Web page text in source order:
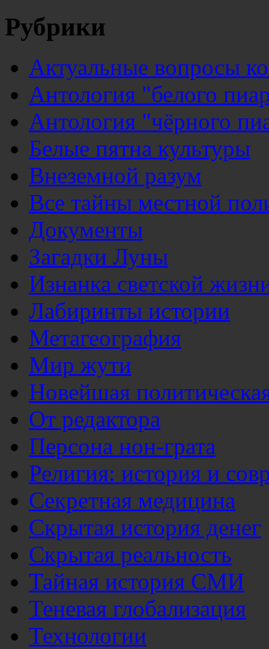
Рубрики
Актуальные вопросы
Антология "белого
Антология "чёрного
Белые пятна культуры
Внеземной разум
Все тайны местной
Документы
Загадки Луны
Изнанка светской
Лабиринты истории
Метагеография
Мир жути
Новейшая
От редактора
Персона нон-грата
Религия: история и
Секретная медицина
Скрытая история денег
Скрытая реальность
Тайная история СМИ
Теневая глобализация
Технологии